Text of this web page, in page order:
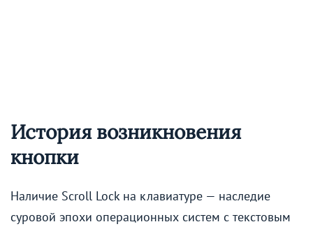
История возникновения
кнопки
Наличие Scroll Lock на клавиатуре — наследие
суровой эпохи операционных систем с текстовым